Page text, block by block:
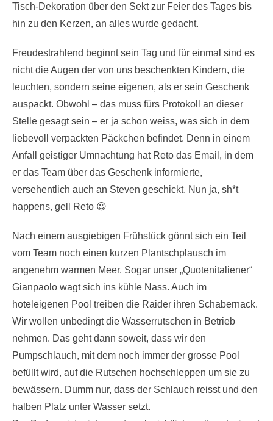
Tisch-Dekoration über den Sekt zur Feier des Tages bis
hin zu den Kerzen, an alles wurde gedacht.
Freudestrahlend beginnt sein Tag und für einmal sind es
nicht die Augen der von uns beschenkten Kindern, die
leuchten, sondern seine eigenen, als er sein Geschenk
auspackt. Obwohl – das muss fürs Protokoll an dieser
Stelle gesagt sein – er ja schon weiss, was sich in dem
liebevoll verpackten Päckchen befindet. Denn in einem
Anfall geistiger Umnachtung hat Reto das Email, in dem
er das Team über das Geschenk informierte,
versehentlich auch an Steven geschickt. Nun ja, sh*t
happens, gell Reto 😉
Nach einem ausgiebigen Frühstück gönnt sich ein Teil
vom Team noch einen kurzen Plantschplausch im
angenehm warmen Meer. Sogar unser „Quotenitaliener“
Gianpaolo wagt sich ins kühle Nass. Auch im
hoteleigenen Pool treiben die Raider ihren Schabernack.
Wir wollen unbedingt die Wasserrutschen in Betrieb
nehmen. Das geht dann soweit, dass wir den
Pumpschlauch, mit dem noch immer der grosse Pool
befüllt wird, auf die Rutschen hochschleppen um sie zu
bewässern. Dumm nur, dass der Schlauch reisst und den
halben Platz unter Wasser setzt.